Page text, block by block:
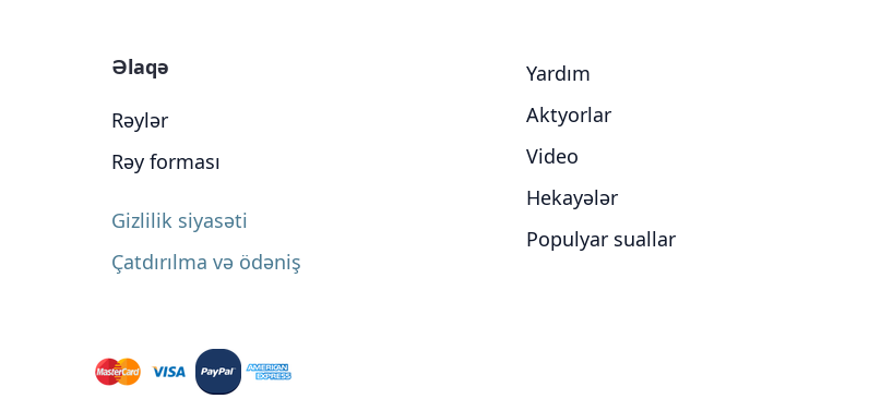
Əlaqə
Rəylər
Rəy forması
Gizlilik siyasəti
Çatdırılma və ödəniş
Yardım
Aktyorlar
Video
Hekayələr
Populyar suallar